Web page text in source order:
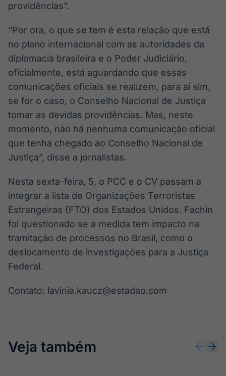
Plataforma para
ativos
Broadcast
Datafeed
APIs para
integração de
dados
Broadcast
Cotações e
headlines de
notícias
Widgets
Componentes
providências”.
“Por ora, o que se tem é esta relação que está
no plano internacional com as autoridades da
diplomacia brasileira e o Poder Judiciário,
oficialmente, está aguardando que essas
comunicações oficiais se realizem, para aí sim,
se for o caso, o Conselho Nacional de Justiça
tomar as devidas providências. Mas, neste
momento, não há nenhuma comunicação oficial
que tenha chegado ao Conselho Nacional de
Justiça”, disse a jornalistas.
Nesta sexta-feira, 5, o PCC e o CV passam a
integrar a lista de Organizações Terroristas
Estrangeiras (FTO) dos Estados Unidos. Fachin
foi questionado se a medida tem impacto na
tramitação de processos no Brasil, como o
deslocamento de investigações para a Justiça
Federal.
Contato: lavinia.kaucz@estadao.com
Veja também